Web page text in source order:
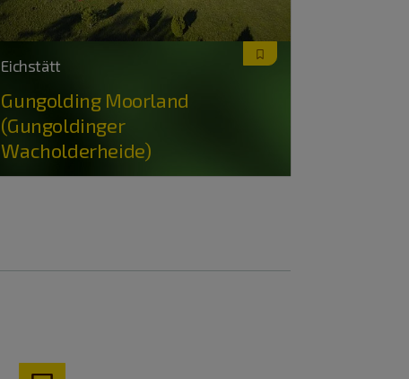
Eichstätt
Gungolding Moorland
(Gungoldinger
Wacholderheide)